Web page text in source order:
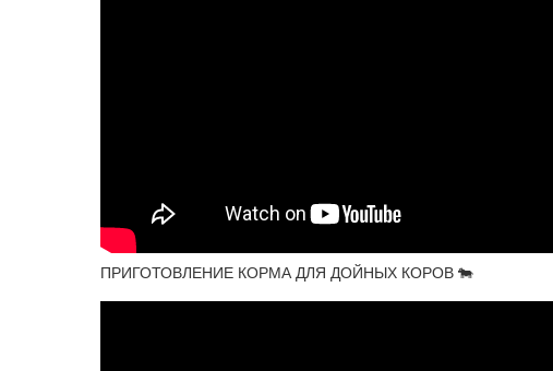
ПРИГОТОВЛЕНИЕ КОРМА ДЛЯ ДОЙНЫХ КОРОВ 🐄